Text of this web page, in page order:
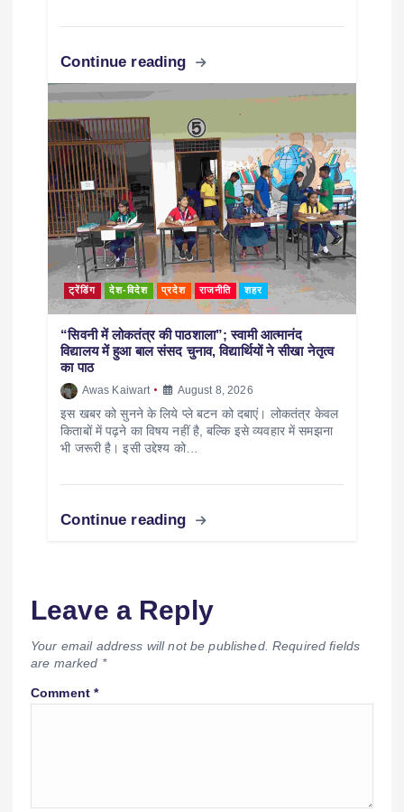
Continue reading
ट्रेंडिंग देश-विदेश प्रदेश राजनीति शहर
“सिवनी में लोकतंत्र की पाठशाला”; स्वामी आत्मानंद
विद्यालय में हुआ बाल संसद चुनाव, विद्यार्थियों ने सीखा नेतृत्व
का पाठ
Awas Kaiwart August 8, 2026
इस खबर को सुनने के लिये प्ले बटन को दबाएं। लोकतंत्र केवल
किताबों में पढ़ने का विषय नहीं है, बल्कि इसे व्यवहार में समझना
भी जरूरी है। इसी उद्देश्य को…
Continue reading
Leave a Reply
Your email address will not be published. Required fields
are marked *
Comment*